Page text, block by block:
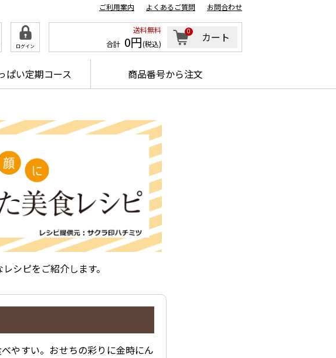
ご利用案内 よくあるご質問 お問合わせ
ログイン
送料無料
合計 0円(税込)
0 カート
ぱい定期コース 商品番号から注文
シピをご紹介します。
やすい。おせちの彩りに金時にん